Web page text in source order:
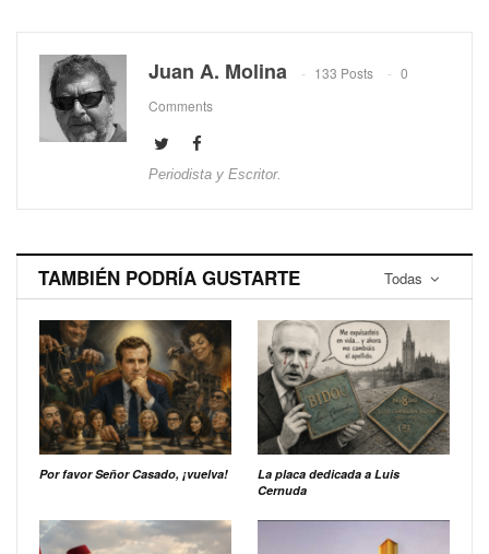
Juan A. Molina 133 Posts
0
Comments
Periodista y Escritor.
Todas
TAMBIÉN PODRÍA GUSTARTE
Por favor Señor Casado, ¡vuelva!
La placa dedicada a Luis
Cernuda